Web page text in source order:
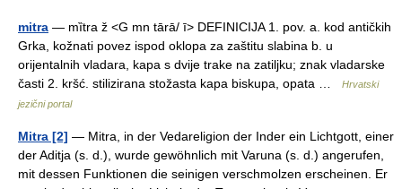
mitra — mȉtra ž <G mn tārā/ ī> DEFINICIJA 1. pov. a. kod antičkih
Grka, kožnati povez ispod oklopa za zaštitu slabina b. u
orijentalnih vladara, kapa s dvije trake na zatiljku; znak vladarske
časti 2. kršć. stilizirana stožasta kapa biskupa, opata …
Hrvatski
jezični portal
Mitra [2] — Mitra, in der Vedareligion der Inder ein Lichtgott, einer
der Aditja (s. d.), wurde gewöhnlich mit Varuna (s. d.) angerufen,
mit dessen Funktionen die seinigen verschmolzen erscheinen. Er